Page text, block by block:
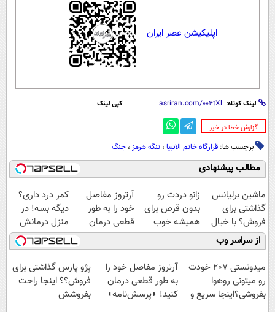
اپلیکیشن عصر ایران
لینک کوتاه: کپی لینک
‌گزارش خطا در خبر
برچسب ها: قرارگاه خاتم الانبیا ، تنگه هرمز ، جنگ
مطالب پیشنهادی
ماشین برلیانس
گذاشتی برای
فروش؟ با خیال
راحت بفروش
زانو دردت رو
بدون قرص برای
همیشه خوب
کن! (قدم اول،
پرسش‌نامه)
آرتروز مفاصل
خود را به طور
قطعی درمان
کنید!
◗پرسش‌نامه◖
کمر درد داری؟
دیگه بسه! در
منزل درمانش
کن
(◀پرسش‌نامه)
از سراسر وب
میدونستی 207 خودت
رو میتونی روهوا
بفروشی؟اینجا سریع و
آرتروز مفاصل خود را
به طور قطعی درمان
کنید! ◗پرسش‌نامه◖
پژو پارس گذاشتی برای
فروش؟؟ اینجا راحت
بفروشش